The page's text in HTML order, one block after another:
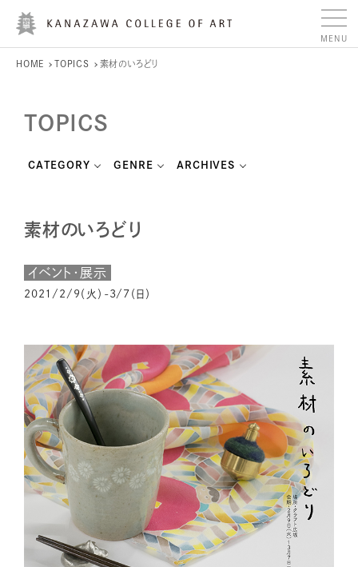
HOME TOPICS 素材のいろどり
TOPICS
CATEGORY GENRE ARCHIVES
素材のいろどり
イベント・展示
2021/2/9（火）-3/7（日）